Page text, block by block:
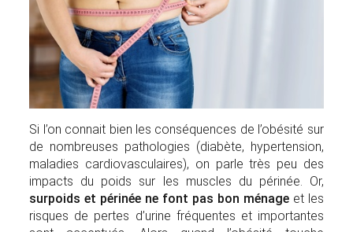
Si l’on connait bien les conséquences de l’obésité sur
de nombreuses pathologies (diabète, hypertension,
maladies cardiovasculaires), on parle très peu des
impacts du poids sur les muscles du périnée. Or,
surpoids et périnée ne font pas bon ménage et les
risques de pertes d’urine fréquentes et importantes